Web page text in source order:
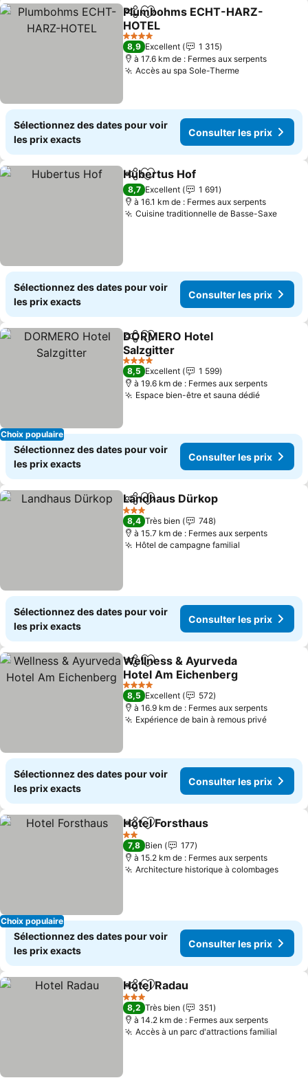
PartagerAjouter à mes favoris
Plumbohms ECHT-HARZ-
HOTEL
4 Étoiles
8,9 Excellent
1 315
à 17.6 km de : Fermes aux serpents
Accès au spa Sole-Therme
Sélectionnez des dates pour voir
les prix exacts
Consulter les prix
PartagerAjouter à mes favoris
Hubertus Hof
8,7 Excellent
1 691
à 16.1 km de : Fermes aux serpents
Cuisine traditionnelle de Basse-Saxe
Sélectionnez des dates pour voir
les prix exacts
Consulter les prix
Choix populaire
PartagerAjouter à mes favoris
DORMERO Hotel
Salzgitter
4 Étoiles
8,5 Excellent
1 599
à 19.6 km de : Fermes aux serpents
Espace bien-être et sauna dédié
Sélectionnez des dates pour voir
les prix exacts
Consulter les prix
PartagerAjouter à mes favoris
Landhaus Dürkop
3 Étoiles
8,4 Très bien
748
à 15.7 km de : Fermes aux serpents
Hôtel de campagne familial
Sélectionnez des dates pour voir
les prix exacts
Consulter les prix
PartagerAjouter à mes favoris
Wellness & Ayurveda
Hotel Am Eichenberg
4 Étoiles
8,5 Excellent
572
à 16.9 km de : Fermes aux serpents
Expérience de bain à remous privé
Sélectionnez des dates pour voir
les prix exacts
Consulter les prix
Choix populaire
PartagerAjouter à mes favoris
Hotel Forsthaus
2 Étoiles
7,8 Bien
177
à 15.2 km de : Fermes aux serpents
Architecture historique à colombages
Sélectionnez des dates pour voir
les prix exacts
Consulter les prix
PartagerAjouter à mes favoris
Hotel Radau
3 Étoiles
8,2 Très bien
351
à 14.2 km de : Fermes aux serpents
Accès à un parc d'attractions familial